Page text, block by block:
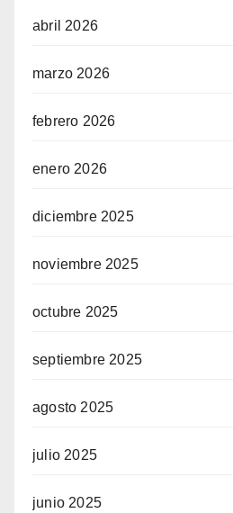
abril 2026
marzo 2026
febrero 2026
enero 2026
diciembre 2025
noviembre 2025
octubre 2025
septiembre 2025
agosto 2025
julio 2025
junio 2025